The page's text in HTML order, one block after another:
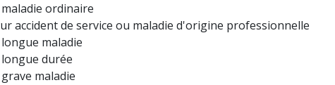
ordinaire
accident de service ou maladie d'origine professionnelle
maladie
durée
maladie